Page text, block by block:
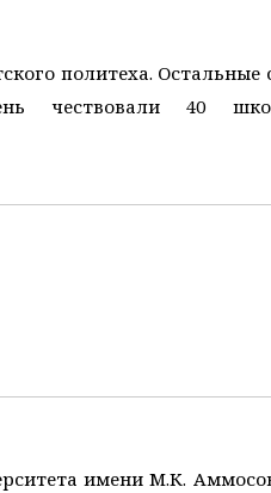
политеха. Остальные
чествовали 40
имени М.К.